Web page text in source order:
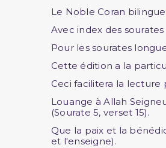
Le Noble Coran
Avec index des
Pour les sourates
Cette édition a la
Ceci facilitera la
Louange à Allah
(Sourate 5, verset 15).
Que la paix et la
et l'enseigne).